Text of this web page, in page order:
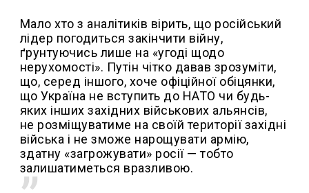
Мало хто з аналітиків вірить, що російський
лідер погодиться закінчити війну,
ґрунтуючись лише на «угоді щодо
нерухомості». Путін чітко давав зрозуміти,
що, серед іншого, хоче офіційної обіцянки,
що Україна не вступить до НАТО чи будь-
яких інших західних військових альянсів,
не розміщуватиме на своїй території західні
війська і не зможе нарощувати армію,
здатну «загрожувати» росії — тобто
залишатиметься вразливою.